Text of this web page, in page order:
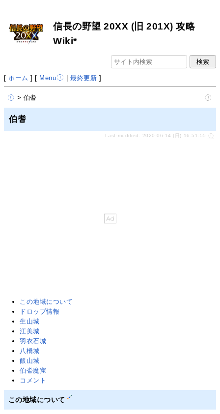
信長の野望 20XX (旧 201X) 攻略
Wiki*
[ ホーム ] [ Menu |最終更新 ]
> 伯耆
伯耆
Last-modified: 2020-06-14 (日) 16:51:55
この地域について
ドロップ情報
生山城
江美城
羽衣石城
八橋城
飯山城
伯耆魔窟
コメント
この地域について